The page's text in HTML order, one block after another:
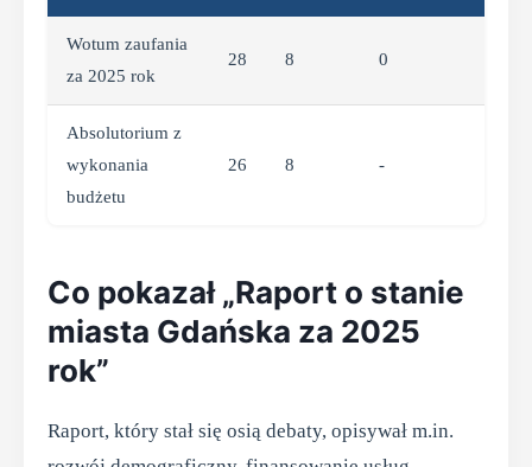
Wotum zaufania
za 2025 rok
28 8 0
Absolutorium z
wykonania
budżetu
26 8 -
Co pokazał „Raport o stanie
miasta Gdańska za 2025
rok”
Raport, który stał się osią debaty, opisywał m.in.